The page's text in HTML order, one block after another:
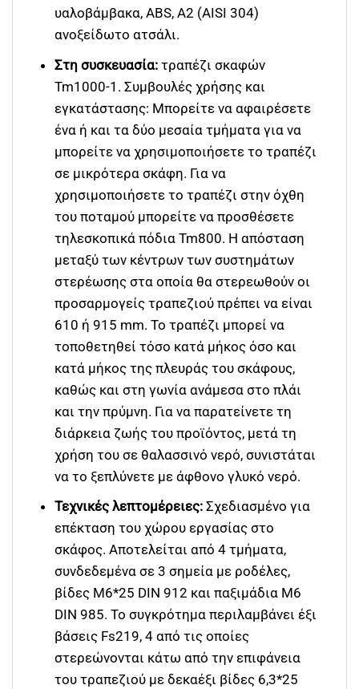
υαλοβάμβακα, ABS, A2 (AISI 304)
ανοξείδωτο ατσάλι.
Στη συσκευασία:τραπέζι σκαφών
Tm1000-1. Συμβουλές χρήσης και
εγκατάστασης: Μπορείτε να αφαιρέσετε
ένα ή και τα δύο μεσαία τμήματα για να
μπορείτε να χρησιμοποιήσετε το τραπέζι
σε μικρότερα σκάφη. Για να
χρησιμοποιήσετε το τραπέζι στην όχθη
του ποταμού μπορείτε να προσθέσετε
τηλεσκοπικά πόδια Tm800. Η απόσταση
μεταξύ των κέντρων των συστημάτων
στερέωσης στα οποία θα στερεωθούν οι
προσαρμογείς τραπεζιού πρέπει να είναι
610 ή 915 mm. Το τραπέζι μπορεί να
τοποθετηθεί τόσο κατά μήκος όσο και
κατά μήκος της πλευράς του σκάφους,
καθώς και στη γωνία ανάμεσα στο πλάι
και την πρύμνη. Για να παρατείνετε τη
διάρκεια ζωής του προϊόντος, μετά τη
χρήση του σε θαλασσινό νερό, συνιστάται
να το ξεπλύνετε με άφθονο γλυκό νερό.
Τεχνικές λεπτομέρειες: Σχεδιασμένο για
επέκταση του χώρου εργασίας στο
σκάφος. Αποτελείται από 4 τμήματα,
συνδεδεμένα σε 3 σημεία με ροδέλες,
βίδες M6*25 DIN 912 και παξιμάδια M6
DIN 985. Το συγκρότημα περιλαμβάνει έξι
βάσεις Fs219, 4 από τις οποίες
στερεώνονται κάτω από την επιφάνεια
του τραπεζιού με δεκαέξι βίδες 6,3*25